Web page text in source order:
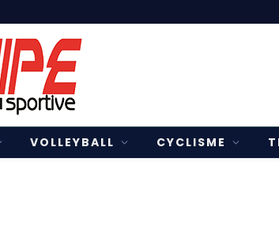
VOLLEYBALL CYCLISME